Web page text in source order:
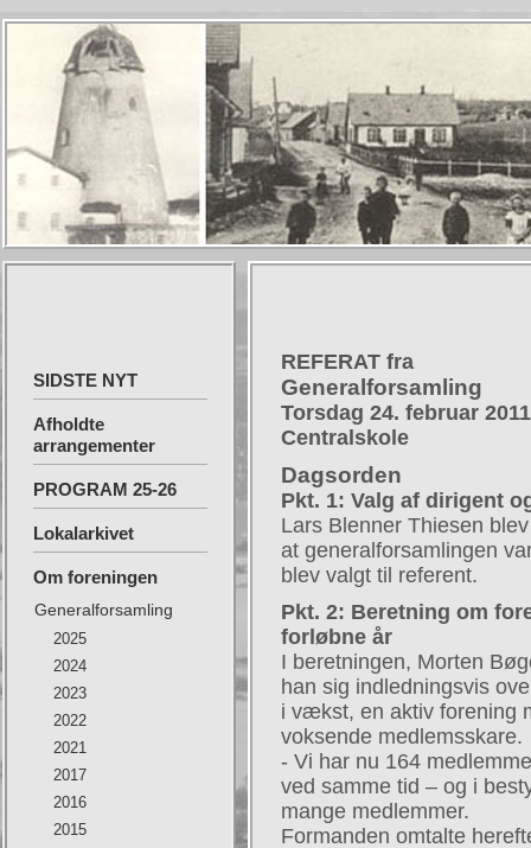
SIDSTE NYT
Afholdte
arrangementer
PROGRAM 25-26
Lokalarkivet
Om foreningen
Generalforsamling
2025
2024
2023
2022
2021
2017
2016
2015
REFERAT fra
Generalforsamling
Torsdag 24. februar
Centralskole
Dagsorden
Pkt. 1: Valg af dirigent
Lars Blenner Thiesen
at generalforsamlingen
blev valgt til referent.
Pkt. 2: Beretning om
forløbne år
I beretningen, Morten
han sig indledningsvis
i vækst, en aktiv forening
voksende medlemsskare.
- Vi har nu 164
ved samme tid – og i
mange medlemmer.
Formanden omtalte